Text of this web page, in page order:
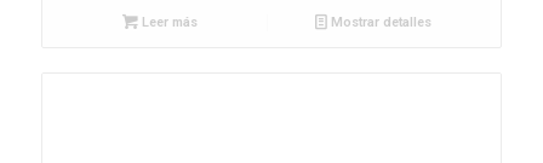
Leer más Mostrar detalles